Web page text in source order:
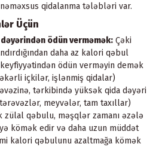
qidalanma tələbləri var.
Üçün
ödün verməmək: Çəki
daha az kalori qəbul
ödün verməyin demək
içkilər, işlənmiş qidalar)
tərkibində yüksək qida dəyəri
meyvələr, tam taxıllar)
zülal qəbulu, məşqlər zamanı əzələ
kömək edir və daha uzun müddət
kalori qəbulunu azaltmağa kömək